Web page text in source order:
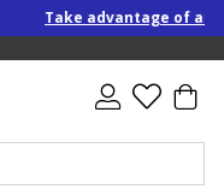
Take advantage of an